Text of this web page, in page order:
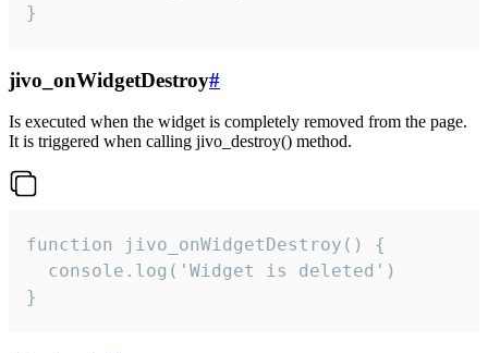
}
jivo_onWidgetDestroy#
Is executed when the widget is completely removed from the page.
It is triggered when calling jivo_destroy() method.
function jivo_onWidgetDestroy() {
  console.log('Widget is deleted')
}